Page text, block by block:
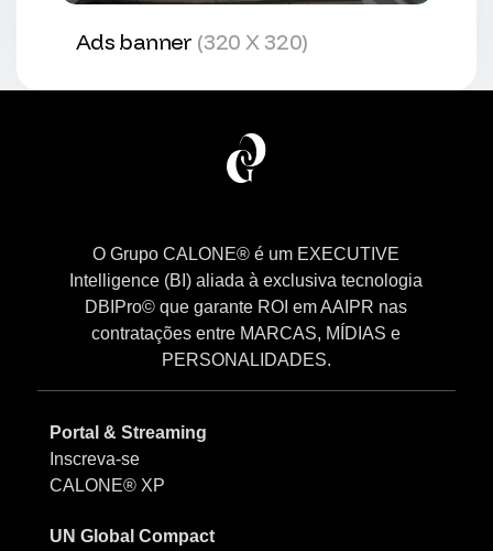
Ads banner (320 X 320)
O Grupo CALONE® é um EXECUTIVE
Intelligence (BI) aliada à exclusiva tecnologia
DBIPro© que garante ROI em AAIPR nas
contratações entre MARCAS, MÍDIAS e
PERSONALIDADES.
Portal & Streaming
Inscreva-se
CALONE® XP
UN Global Compact